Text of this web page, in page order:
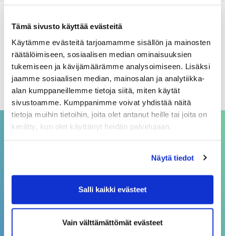
Tämä sivusto käyttää evästeitä
Käytämme evästeitä tarjoamamme sisällön ja mainosten
räätälöimiseen, sosiaalisen median ominaisuuksien
tukemiseen ja kävijämäärämme analysoimiseen. Lisäksi
jaamme sosiaalisen median, mainosalan ja analytiikka-
alan kumppaneillemme tietoja siitä, miten käytät
sivustoamme. Kumppanimme voivat yhdistää näitä
tietoja muihin tietoihin, joita olet antanut heille tai joita on
kerätty, kun olet käyttänyt heidän palvelujaan.
Näytä tiedot
Salli kaikki evästeet
Vain välttämättömät evästeet
Arkistot
elokuu 2026
heinäkuu 2026
kesäkuu 2026
p. 08 3148 190